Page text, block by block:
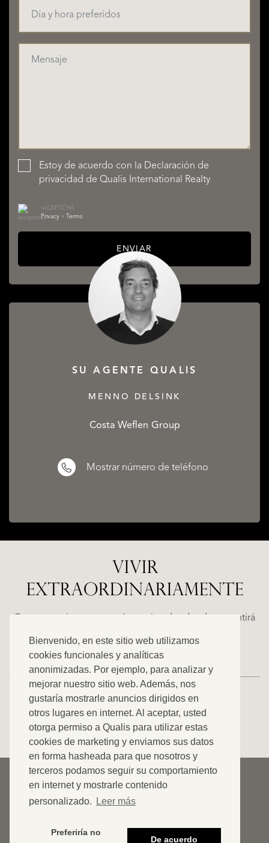
Bienvenido, en este sitio web utilizamos
cookies funcionales y analíticas
anonimizadas. Por ejemplo, para analizar y
mejorar nuestro sitio web. Además, nos
gustaría mostrarle anuncios dirigidos en
otros lugares en internet. Al aceptar, usted
otorga permiso a Qualis para utilizar estas
cookies de marketing y enviamos sus datos
en forma hasheada para que nosotros y
terceros podamos seguir su comportamiento
en internet y mostrarle contenido
personalizado.
Leer más
Preferiría no
De acuerdo
Estoy de acuerdo con la Declaración de
privacidad de Qualis International Realty
reCAPTCHA
Privacy • Terms
ENVIAR
SU AGENTE QUALIS
MENNO DELSINK
Costa Weflen Group
Mostrar número de teléfono
VIVIR
EXTRAORDINARIAMENTE
Casas espaciosas con carácter, situadas donde se sentirá
como en casa. Descubra nuestra oferta exclusiva.
ALICANTE
RUAYA
995.000
VER TODOS NUESTROS ANUNCIOS
© 2026 Qualis International Realty
Descargar de responsabilidad